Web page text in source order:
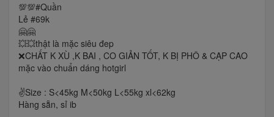
💯💯#Quần
Lẻ #69k
🤗🤗
💥💥thật là mặc siêu đep
❌CHẤT K XÙ ,K BAI , CO GIẢN TỐT, K BỊ PHÔ & CẠP CAO
mặc vào chuẩn dáng hotgirl
✌️Size : S<45kg M<50kg L<55kg xl<62kg
Hàng sẵn, sỉ ib